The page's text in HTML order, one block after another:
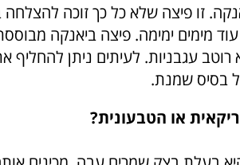
זו פיצה שלא כל כך זוכה
מימים ימימה. פיצה ביאנקה
עגבניות. לעיתים ניתן להחליף
בסיס שמנת.
או הטבעונית?